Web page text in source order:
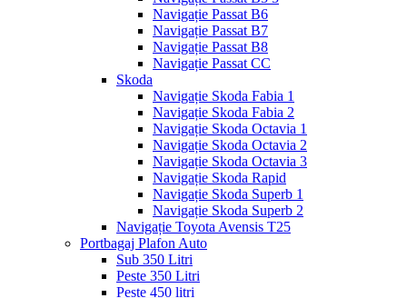
Navigație Passat B6
Navigație Passat B7
Navigație Passat B8
Navigație Passat CC
Skoda
Navigație Skoda Fabia 1
Navigație Skoda Fabia 2
Navigație Skoda Octavia 1
Navigație Skoda Octavia 2
Navigație Skoda Octavia 3
Navigație Skoda Rapid
Navigație Skoda Superb 1
Navigație Skoda Superb 2
Navigație Toyota Avensis T25
Portbagaj Plafon Auto
Sub 350 Litri
Peste 350 Litri
Peste 450 litri